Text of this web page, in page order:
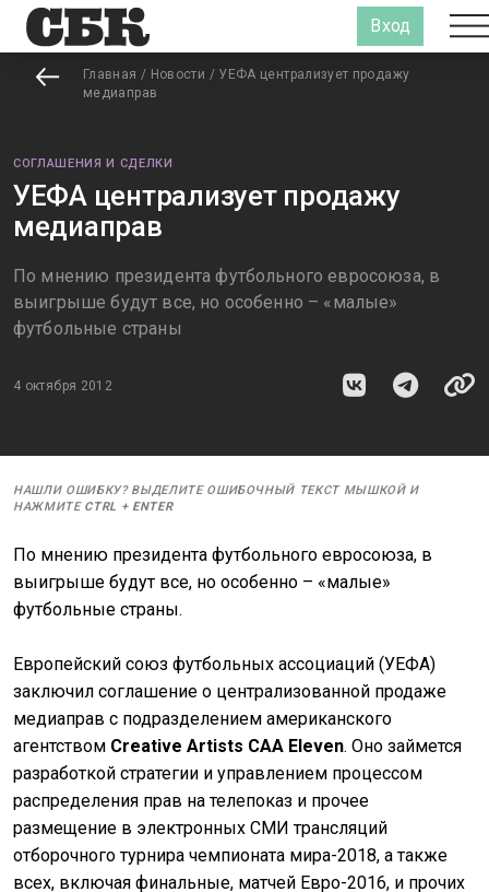
Вход
Главная / Новости / УЕФА централизует продажу
медиаправ
СОГЛАШЕНИЯ И СДЕЛКИ
УЕФА централизует продажу
медиаправ
По мнению президента футбольного евросоюза, в
выигрыше будут все, но особенно – «малые»
футбольные страны
4 октября 2012
НАШЛИ ОШИБКУ? ВЫДЕЛИТЕ ОШИБОЧНЫЙ ТЕКСТ МЫШКОЙ И
НАЖМИТЕ CTRL + ENTER
По мнению президента футбольного евросоюза, в
выигрыше будут все, но особенно – «малые»
футбольные страны.
Европейский союз футбольных ассоциаций (УЕФА)
заключил соглашение о централизованной продаже
медиаправ с подразделением американского
агентством Creative Artists CAA Eleven. Оно займется
разработкой стратегии и управлением процессом
распределения прав на телепоказ и прочее
размещение в электронных СМИ трансляций
отборочного турнира чемпионата мира-2018, а также
всех, включая финальные, матчей Евро-2016, и прочих